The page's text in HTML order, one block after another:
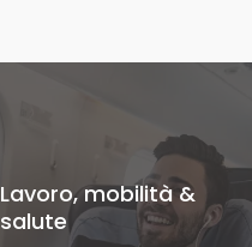
Lavoro, mobilità &
salute